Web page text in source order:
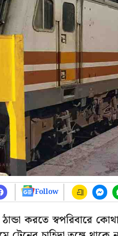
Follow
করতে স্বপরিবারে